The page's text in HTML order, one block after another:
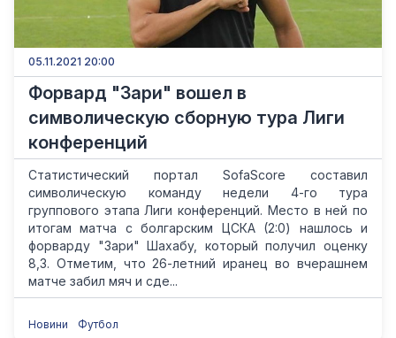
05.11.2021 20:00
Форвард "Зари" вошел в
символическую сборную тура Лиги
конференций
Статистический портал SofaScore составил
символическую команду недели 4-го тура
группового этапа Лиги конференций. Место в ней по
итогам матча с болгарским ЦСКА (2:0) нашлось и
форварду "Зари" Шахабу, который получил оценку
8,3. Отметим, что 26-летний иранец во вчерашнем
матче забил мяч и сде...
Новини Футбол